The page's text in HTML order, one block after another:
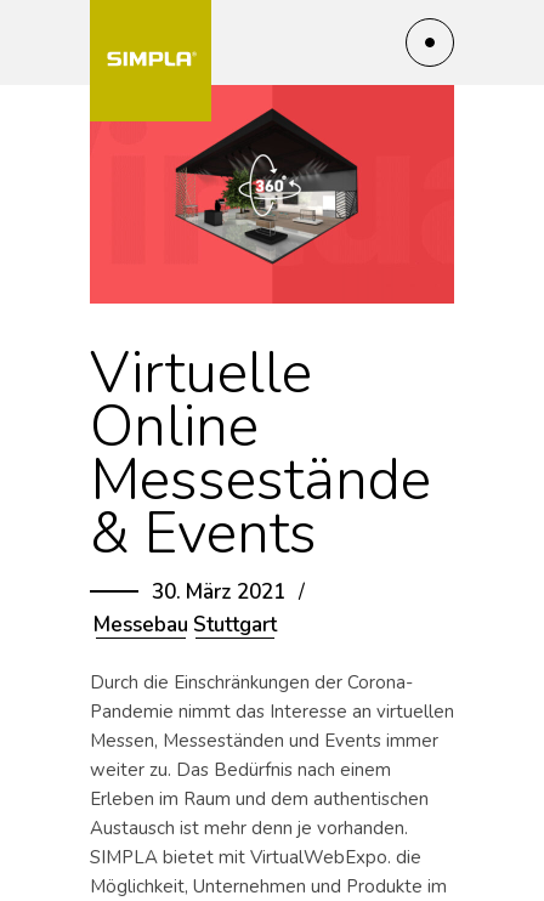
Virtuelle
Online
Messestände
& Events
30. März 2021
Messebau Stuttgart
Durch die Einschränkungen der Corona-
Pandemie nimmt das Interesse an virtuellen
Messen, Messeständen und Events immer
weiter zu. Das Bedürfnis nach einem
Erleben im Raum und dem authentischen
Austausch ist mehr denn je vorhanden.
SIMPLA bietet mit VirtualWebExpo. die
Möglichkeit, Unternehmen und Produkte im